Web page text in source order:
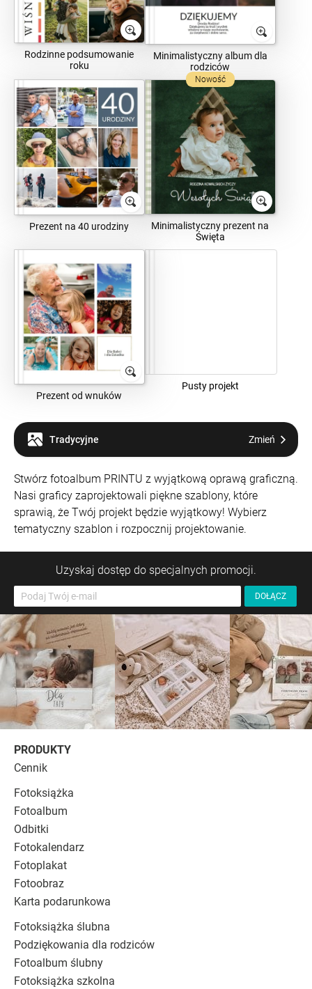
Rodzinne podsumowanie
roku
Minimalistyczny album dla
rodziców
Prezent na 40 urodziny
Nowość
Minimalistyczny prezent na
Święta
Prezent od wnuków
Pusty projekt
Tradycyjne Zmień
Stwórz fotoalbum PRINTU z wyjątkową oprawą graficzną.
Nasi graficy zaprojektowali piękne szablony, które
sprawią, że Twój projekt będzie wyjątkowy! Wybierz
tematyczny szablon i rozpocznij projektowanie.
Uzyskaj dostęp do specjalnych promocji.
PRODUKTY
Cennik
Fotoksiążka
Fotoalbum
Odbitki
Fotokalendarz
Fotoplakat
Fotoobraz
Karta podarunkowa
Fotoksiążka ślubna
Podziękowania dla rodziców
Fotoalbum ślubny
Fotoksiążka szkolna